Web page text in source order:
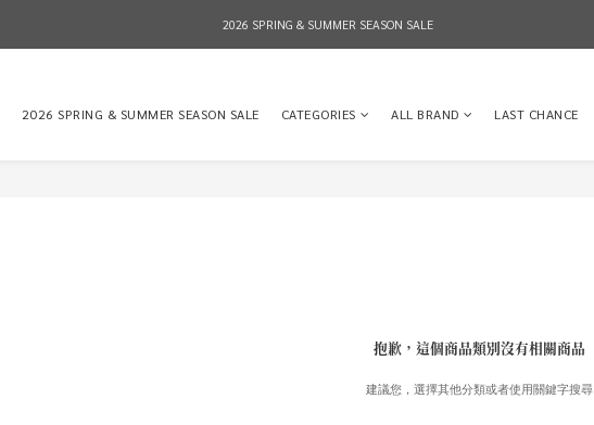
2026 SPRING & SUMMER SEASON SALE
2026 SPRING & SUMMER SEASON SALE
2026 SPRING & SUMMER SEASON SALE
2026 SPRING & SUMMER SEASON SALE CATEGORIES ALL BRAND LAST CHANCE
抱歉，這個商品類別沒有相關商品
建議您，選擇其他分類或者使用關鍵字搜尋